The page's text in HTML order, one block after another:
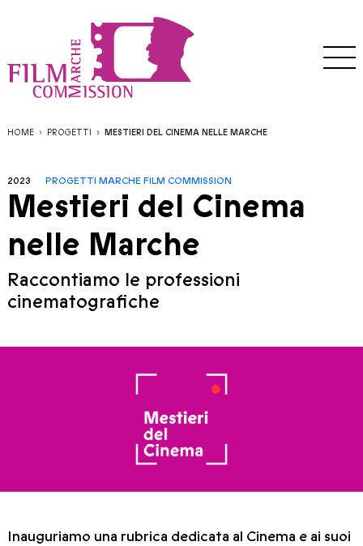
HOME PROGETTI MESTIERI DEL CINEMA NELLE MARCHE
2023 PROGETTI MARCHE FILM COMMISSION
Mestieri del Cinema
nelle Marche
Raccontiamo le professioni
cinematografiche
Inauguriamo una rubrica dedicata al Cinema e ai suoi